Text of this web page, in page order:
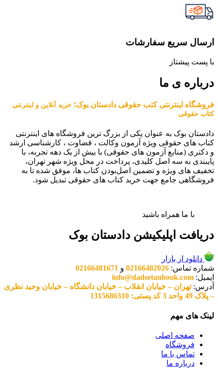
ارسال سریع سفارشات
با پست پیشتاز
درباره ی ما
فروشگاه اینترنتی کتب حقوقی دادستان بوک؛ خرید آنلاین و اینترنتی
کتاب حقوقی
دادستان بوک به عنوان یکی از بزرگ ترین فروشگاه های اینترنتی
کتاب های حقوقی ویژه آزمون وکالت ، قضاوت ، کارشناسی ارشد
و دکتری (منابع آزمون های حقوقی) با بیش از یک دهه تجربه، با
پایبندی به سه اصل کلیدی، پرداخت در محل ویژه شهر تهران،
تخفیف های ویژه و تضمین اصل‌بودن کتاب ها، موفق شده تا به
فروشگاهی جامع جهت خرید کتاب های حقوقی تبدیل شود.
با ما همراه باشید
دریافت اپلیکیشن دادستان بوک
دانلود از بازار
شماره تماس: 02166482026 و 02166481671
ایمیل: info@dadsetanbook.com
آدرس:تهران – خیابان انقلاب – خیابان دانشگاه – خیابان وحید نظری
– پلاک 49 واحد 3 کد پستی: 1315686310
لینک های مهم
صفحه اصلی
فروشگاه
تماس با ما
درباره ما